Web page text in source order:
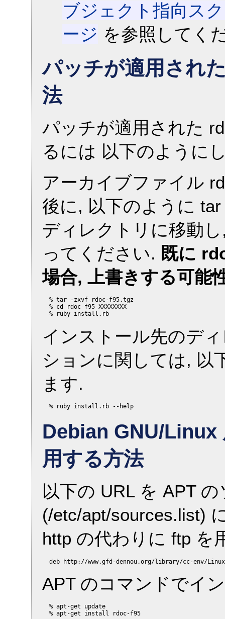
ブジェクト指向ス
ージ を参照してく
パッチが適用され
法
パッチが適用された
るには 以下のように
アーカイブファイル
後に, 以下のように
ディレクトリに移動
ってください. 既に
場合, 上書きする可能
  % tar -zxvf rdoc-f95.tgz
  % cd rdoc-f95-XXXXXXXX
インストール先のデ
ションに関しては, 以
ます.
Debian GNU/Linux
用する方法
以下の URL を APT
(/etc/apt/sources.list)
http の代わりに ftp を
APT のコマンドでイ
  % apt-get update